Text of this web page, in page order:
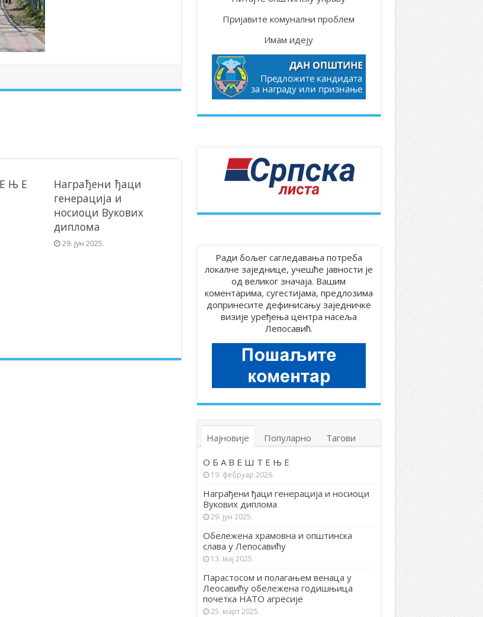
Њ Е
Награђени ђаци
генерација и
носиоци Вукових
диплома
29. јун 2025.
Пријавите комунални проблем
Имам идеју
Ради бољег сагледавања потреба
локалне заједнице, учешће јавности је
од великог значаја. Вашим
коментарима, сугестијама, предлозима
допринесите дефинисању заједничке
визије уређења центра насеља
Лепосавић.
Најновије Популарно Тагови
О Б А В Е Ш Т Е Њ Е
19. фебруар 2026.
Награђени ђаци генерација и носиоци
Вукових диплома
29. јун 2025.
Обележена храмовна и општинска
слава у Лепосавићу
13. мај 2025.
Парастосом и полагањем венаца у
Леосавићу обележена годишњица
почетка НАТО агресије
25. март 2025.